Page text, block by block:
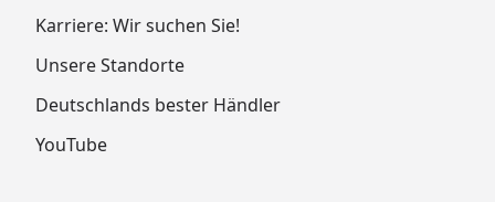
Karriere: Wir suchen Sie!
Unsere Standorte
Deutschlands bester Händler
YouTube